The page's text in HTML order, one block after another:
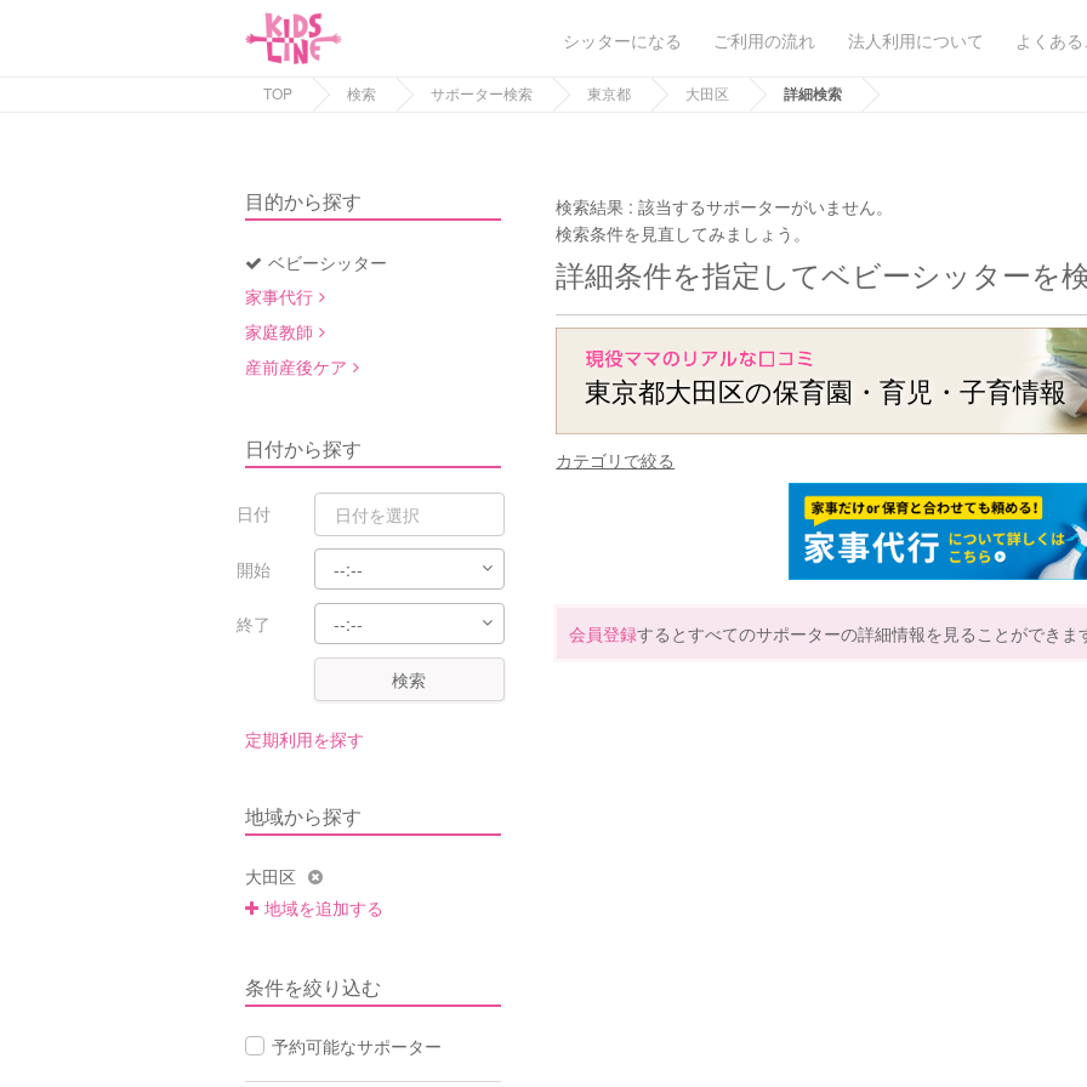
シッターになる ご利用の流れ 法人利用について よくあ
TOP 検索 サポーター検索 東京都 大田区 詳細検索
目的から探す
ベビーシッター
家事代行
家庭教師
産前産後ケア
日付から探す
日付
開始
終了
検索
定期利用を探す
地域から探す
大田区
地域を追加する
条件を絞り込む
予約可能なサポーター
検索結果 :該当するサポーターがいません。
検索条件を見直してみましょう。
詳細条件を指定してベビーシッターを
東京都大田区の保育園・育児・子育情報
カテゴリで絞る
会員登録するとすべてのサポーターの詳細情報を見ることができま